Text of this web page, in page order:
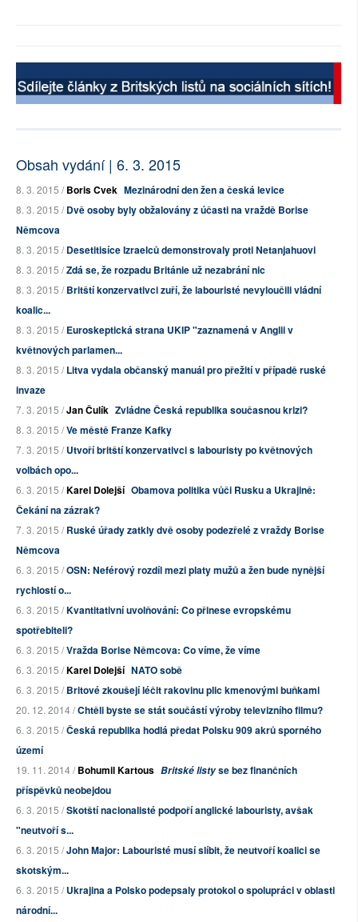
Obsah vydání | 6. 3. 2015
8. 3. 2015 /Boris Cvek Mezinárodní den žen a česká levice
8. 3. 2015 /Dvě osoby byly obžalovány z účasti na vraždě Borise
Němcova
8. 3. 2015 /Desetitisíce Izraelců demonstrovaly proti Netanjahuovi
8. 3. 2015 /Zdá se, že rozpadu Británie už nezabrání nic
8. 3. 2015 /Britští konzervativci zuří, že labouristé nevyloučili vládní
koalic...
8. 3. 2015 /Euroskeptická strana UKIP "zaznamená v Anglii v
květnových parlamen...
8. 3. 2015 /Litva vydala občanský manuál pro přežití v případě ruské
invaze
7. 3. 2015 /Jan Čulík Zvládne Česká republika současnou krizi?
8. 3. 2015 /Ve městě Franze Kafky
7. 3. 2015 /Utvoří britští konzervativci s labouristy po květnových
volbách opo...
6. 3. 2015 /Karel Dolejší Obamova politika vůči Rusku a Ukrajině:
Čekání na zázrak?
7. 3. 2015 /Ruské úřady zatkly dvě osoby podezřelé z vraždy Borise
Němcova
6. 3. 2015 /OSN: Neférový rozdíl mezi platy mužů a žen bude nynější
rychlostí o...
6. 3. 2015 /Kvantitativní uvolňování: Co přinese evropskému
spotřebiteli?
6. 3. 2015 /Vražda Borise Němcova: Co víme, že víme
6. 3. 2015 /Karel Dolejší NATO sobě
6. 3. 2015 /Britové zkoušejí léčit rakovinu plic kmenovými buňkami
20. 12. 2014 /Chtěli byste se stát součástí výroby televizního filmu?
6. 3. 2015 /Česká republika hodlá předat Polsku 909 akrů sporného
území
19. 11. 2014 /Bohumil Kartous Britské listyse bez finančních
příspěvků neobejdou
6. 3. 2015 /Skotští nacionalisté podpoří anglické labouristy, avšak
"neutvoří s...
6. 3. 2015 /John Major: Labouristé musí slíbit, že neutvoří koalici se
skotským...
6. 3. 2015 /Ukrajina a Polsko podepsaly protokol o spolupráci v oblasti
národní...